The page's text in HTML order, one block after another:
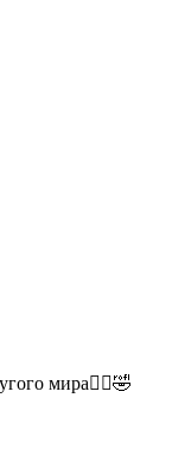
мира🤷‍♂️🤣